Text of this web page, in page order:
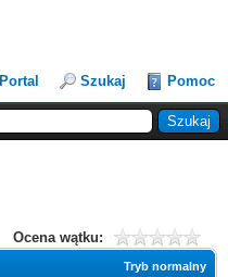
Portal Szukaj Pomoc
Ocena wątku:
Tryb normalny